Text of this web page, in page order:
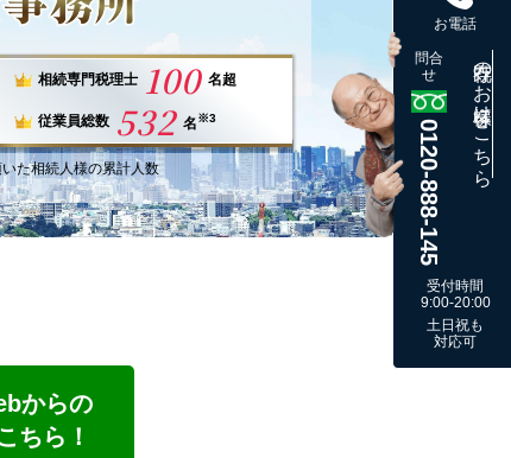
相続専門税理士 100 名超
従業員総数 532 名※3
いた相続人様の累計人数
からの
ちら！
お電話
問合
せ
0120-888-145
既存のお客様はこちら
受付時間
9:00-20:00
土日祝も
対応可